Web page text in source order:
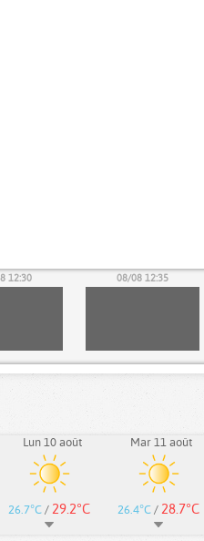
12:30 08/08 12:35
Lun 10 août
26.7°C / 29.2°C
Mar 11 août
26.4°C / 28.7°C